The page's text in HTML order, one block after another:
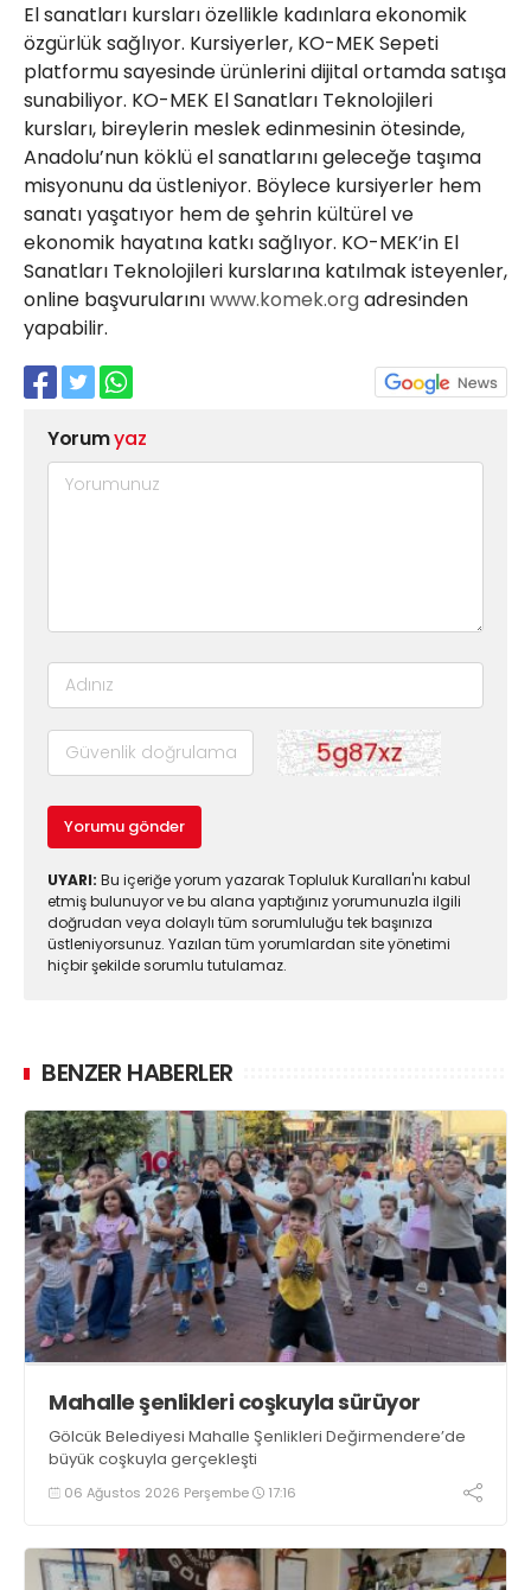
El sanatları kursları özellikle kadınlara ekonomik
özgürlük sağlıyor. Kursiyerler, KO-MEK Sepeti
platformu sayesinde ürünlerini dijital ortamda satışa
sunabiliyor. KO-MEK El Sanatları Teknolojileri
kursları, bireylerin meslek edinmesinin ötesinde,
Anadolu’nun köklü el sanatlarını geleceğe taşıma
misyonunu da üstleniyor. Böylece kursiyerler hem
sanatı yaşatıyor hem de şehrin kültürel ve
ekonomik hayatına katkı sağlıyor. KO-MEK’in El
Sanatları Teknolojileri kurslarına katılmak isteyenler,
online başvurularınıwww.komek.orgadresinden
yapabilir.
Yorumyaz
Yorumu gönder
UYARI: Bu içeriğe yorum yazarak Topluluk Kuralları'nı kabul
etmiş bulunuyor ve bu alana yaptığınız yorumunuzla ilgili
doğrudan veya dolaylı tüm sorumluluğu tek başınıza
üstleniyorsunuz. Yazılan tüm yorumlardan site yönetimi
hiçbir şekilde sorumlu tutulamaz.
BENZER HABERLER
Mahalle şenlikleri coşkuyla sürüyor
Gölcük Belediyesi Mahalle Şenlikleri Değirmendere’de
büyük coşkuyla gerçekleşti
06 Ağustos 2026 Perşembe 17:16